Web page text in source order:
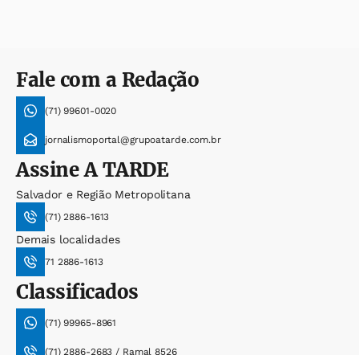
Fale com a Redação
(71) 99601-0020
jornalismoportal@grupoatarde.com.br
AssineA TARDE
Salvador e Região Metropolitana
(71) 2886-1613
Demais localidades
71 2886-1613
Classificados
(71) 99965-8961
(71) 2886-2683 / Ramal 8526